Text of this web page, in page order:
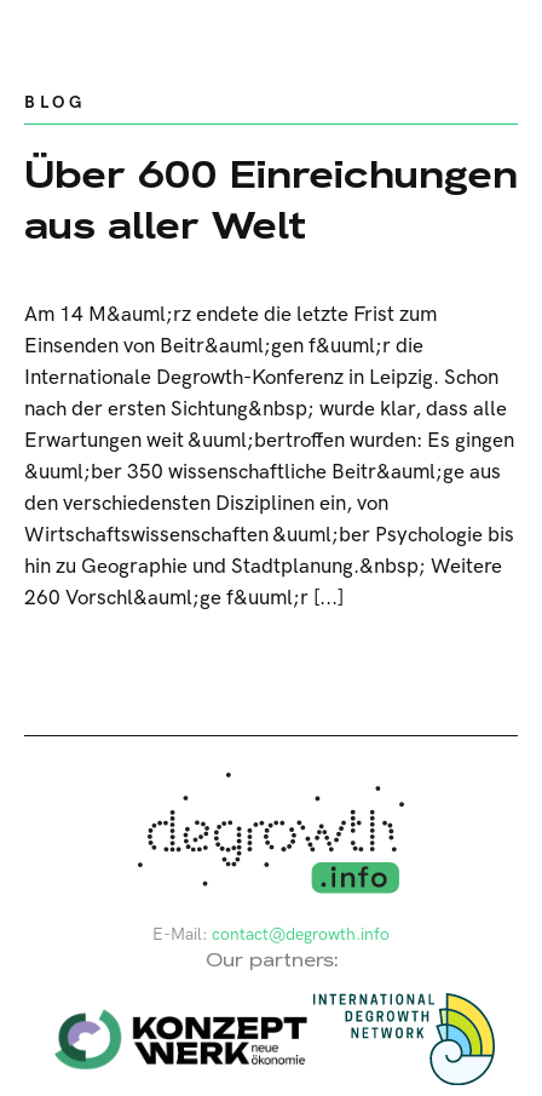
BLOG
Über 600 Einreichungen
aus aller Welt
Am 14 M&auml;rz endete die letzte Frist zum
Einsenden von Beitr&auml;gen f&uuml;r die
Internationale Degrowth-Konferenz in Leipzig. Schon
nach der ersten Sichtung&nbsp; wurde klar, dass alle
Erwartungen weit &uuml;bertroffen wurden: Es gingen
&uuml;ber 350 wissenschaftliche Beitr&auml;ge aus
den verschiedensten Disziplinen ein, von
Wirtschaftswissenschaften &uuml;ber Psychologie bis
hin zu Geographie und Stadtplanung.&nbsp; Weitere
260 Vorschl&auml;ge f&uuml;r [...]
E-Mail: contact@degrowth.info
Our partners: